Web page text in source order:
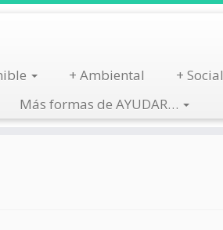
+ Ambiental + Social
Más formas de AYUDAR…